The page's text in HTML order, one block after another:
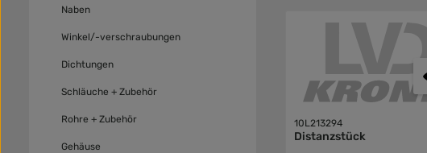
Naben
Winkel/-verschraubungen
Dichtungen
Schläuche + Zubehör
Rohre + Zubehör
Gehäuse
10L213294
Distanzstück